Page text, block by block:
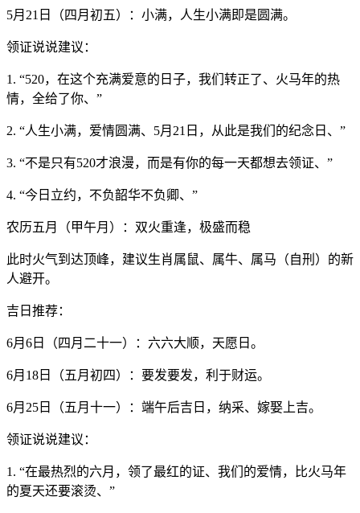
5月21日（四月初五）：小满，人生小满即是圆满。
领证说说建议：
1. “520，在这个充满爱意的日子，我们转正了、火马年的热
情，全给了你、”
2. “人生小满，爱情圆满、5月21日，从此是我们的纪念日、”
3. “不是只有520才浪漫，而是有你的每一天都想去领证、”
4. “今日立约，不负韶华不负卿、”
农历五月（甲午月）：双火重逢，极盛而稳
此时火气到达顶峰，建议生肖属鼠、属牛、属马（自刑）的新
人避开。
吉日推荐：
6月6日（四月二十一）：六六大顺，天愿日。
6月18日（五月初四）：要发要发，利于财运。
6月25日（五月十一）：端午后吉日，纳采、嫁娶上吉。
领证说说建议：
1. “在最热烈的六月，领了最红的证、我们的爱情，比火马年
的夏天还要滚烫、”